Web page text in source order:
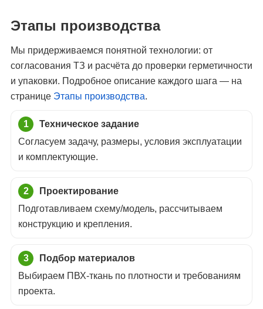
Этапы производства
Мы придерживаемся понятной технологии: от
согласования ТЗ и расчёта до проверки герметичности
и упаковки. Подробное описание каждого шага — на
странице Этапы производства.
Техническое задание
Согласуем задачу, размеры, условия эксплуатации
и комплектующие.
Проектирование
Подготавливаем схему/модель, рассчитываем
конструкцию и крепления.
Подбор материалов
Выбираем ПВХ-ткань по плотности и требованиям
проекта.